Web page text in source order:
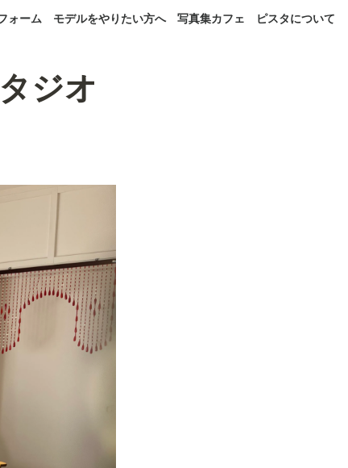
ォーム モデルをやりたい方へ 写真集カフェ ピスタについて
ジオ